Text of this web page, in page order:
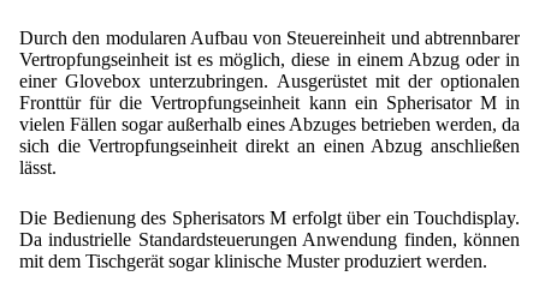
Durch den modularen Aufbau von Steuereinheit und abtrennbarer
Vertropfungseinheit ist es möglich, diese in einem Abzug oder in
einer Glovebox unterzubringen. Ausgerüstet mit der optionalen
Fronttür für die Vertropfungseinheit kann ein Spherisator M in
vielen Fällen sogar außerhalb eines Abzuges betrieben werden, da
sich die Vertropfungseinheit direkt an einen Abzug anschließen
lässt.
Die Bedienung des Spherisators M erfolgt über ein Touchdisplay.
Da industrielle Standardsteuerungen Anwendung finden, können
mit dem Tischgerät sogar klinische Muster produziert werden.